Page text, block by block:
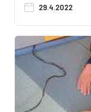
29.4.2022